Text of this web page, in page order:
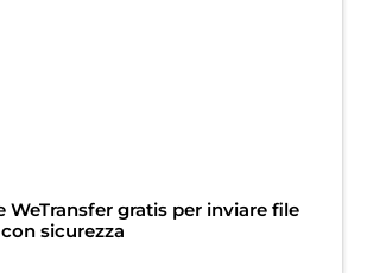
WeTransfer gratis per inviare file
sicurezza